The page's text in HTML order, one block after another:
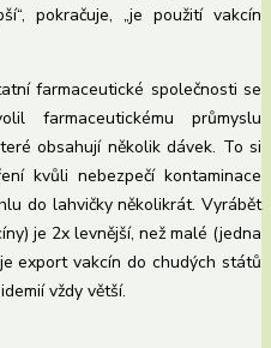
pokračuje, „je použití vakcín
farmaceutické společnosti se
farmaceutickému průmyslu
obsahují několik dávek. To si
kvůli nebezpečí kontaminace
do lahvičky několikrát. Vyrábět
je 2x levnější, než malé (jedna
export vakcín do chudých států
vždy větší.